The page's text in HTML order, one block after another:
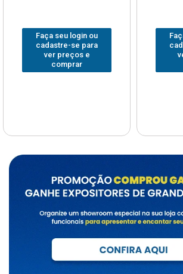
Faça seu login ou
cadastre-se para
ver preços e
comprar